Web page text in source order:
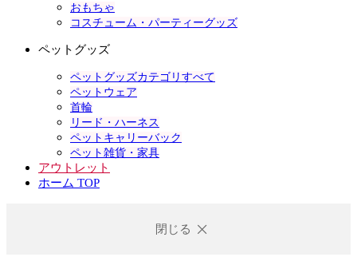
おもちゃ
コスチューム・パーティーグッズ
ペットグッズ
ペットグッズカテゴリすべて
ペットウェア
首輪
リード・ハーネス
ペットキャリーバック
ペット雑貨・家具
アウトレット
ホーム TOP
閉じる